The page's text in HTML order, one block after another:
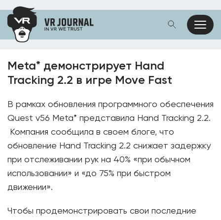
Meta* демонстрирует Hand
Tracking 2.2 в игре Move Fast
В рамках обновления программного обеспечения
Quest v56 Meta* представила Hand Tracking 2.2.
Компания сообщила в своем блоге, что
обновление Hand Tracking 2.2 снижает задержку
при отслеживании рук на 40% «при обычном
использовании» и «до 75% при быстром
движении».
Чтобы продемонстрировать свои последние